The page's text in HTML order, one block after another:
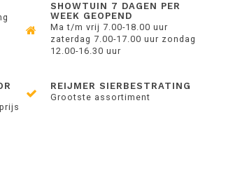
SHOWTUIN 7 DAGEN PER
WEEK GEOPEND
Ma t/m vrij 7.00-18.00 uur
zaterdag 7.00-17.00 uur zondag
12.00-16.30 uur
REIJMER SIERBESTRATING
Grootste assortiment